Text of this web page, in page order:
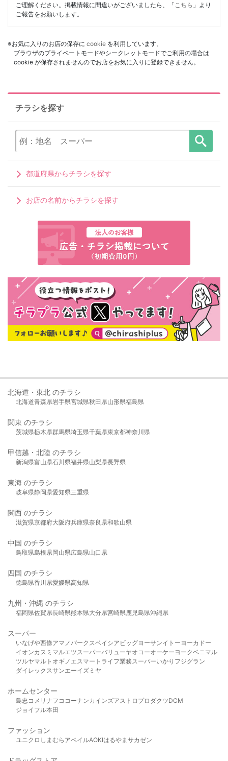
ご理解ください。掲載情報に間違いがございましたら、「 こちら 」より
ご報告をお願いします。
※お気に入りのお店の保存に cookie を利用しています。
ブラウザのプライベートモードやシークレットモードでご利用の場合は
cookie が保存されませんのでお店をお気に入りに登録できません。
チラシを探す
都道府県からチラシを探す
お店の名前からチラシを探す
北海道・東北 のチラシ
北海道青森県岩手県宮城県秋田県山形県福島県
関東 のチラシ
茨城県栃木県群馬県埼玉県千葉県東京都神奈川県
甲信越・北陸 のチラシ
新潟県富山県石川県福井県山梨県長野県
東海 のチラシ
岐阜県静岡県愛知県三重県
関西 のチラシ
滋賀県京都府大阪府兵庫県奈良県和歌山県
中国 のチラシ
鳥取県島根県岡山県広島県山口県
四国 のチラシ
徳島県香川県愛媛県高知県
九州・沖縄 のチラシ
福岡県佐賀県長崎県熊本県大分県宮崎県鹿児島県沖縄県
スーパー
いなげや西條アマノパークスベイシア ビッグヨーサンイトーヨーカドー
イオンカスミ マルエツスーパーバリューヤオコーオーケー ヨークベニマル
ツルヤマルト オギノ エスマート ライフ業務スーパーいかり フジグラン
ダイレックスサンエーイズミヤ
ホームセンター
島忠 コメリ ナフコ コーナンカインズアストロプロダクツDCM
ジョイフル本田
ファッション
ユニクロ しまむら アベイルAOKIはるやま サカゼン